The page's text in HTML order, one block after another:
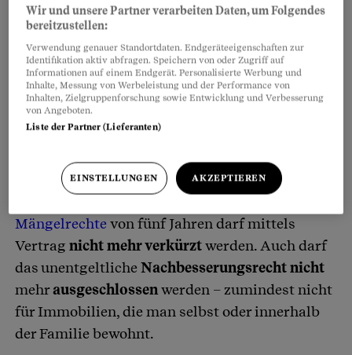
Nachbesserung
Wer im neuen Jahr einHaus oder eine Wohnung
kauftoder umbaut, hat mehr Rechte. Mängel
müssen nämlich nicht mehr «sofort» reklamiert
werden.Neu
Frist kann auch im Vertrag
Mängelrechtevon fünf Jahren darf mittels
Vertrag nicht mehr verkürztwerden. Auch darf
das unentgeltlicheNachbesserungsrecht nicht
mehrausgeschlossenwerden – zumindest nicht
für Immobilien, die man selbst oder innerhalb
der Familie bewohnt.
Wir und unsere Partner verarbeiten Daten, um Folgendes
bereitzustellen:
Verwendung genauer Standortdaten. Endgeräteeigenschaften zur
Identifikation aktiv abfragen. Speichern von oder Zugriff auf
Informationen auf einem Endgerät. Personalisierte Werbung und
Inhalte, Messung von Werbeleistung und der Performance von
Inhalten, Zielgruppenforschung sowie Entwicklung und Verbesserung
von Angeboten.
Liste der Partner (Lieferanten)
EINSTELLUNGEN AKZEPTIEREN